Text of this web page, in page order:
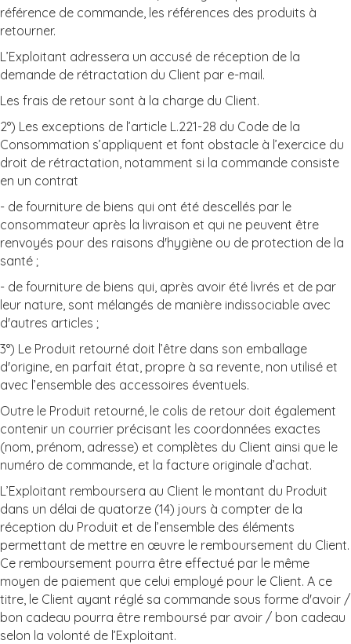
référence de commande, les références des produits à
retourner.
L’Exploitant adressera un accusé de réception de la
demande de rétractation du Client par e-mail.
Les frais de retour sont à la charge du Client.
2°) Les exceptions de l’article L.221-28 du Code de la
Consommation s’appliquent et font obstacle à l’exercice du
droit de rétractation, notamment si la commande consiste
en un contrat
- de fourniture de biens qui ont été descellés par le
consommateur après la livraison et qui ne peuvent être
renvoyés pour des raisons d'hygiène ou de protection de la
santé ;
- de fourniture de biens qui, après avoir été livrés et de par
leur nature, sont mélangés de manière indissociable avec
d'autres articles ;
3°) Le Produit retourné doit l’être dans son emballage
d'origine, en parfait état, propre à sa revente, non utilisé et
avec l’ensemble des accessoires éventuels.
Outre le Produit retourné, le colis de retour doit également
contenir un courrier précisant les coordonnées exactes
(nom, prénom, adresse) et complètes du Client ainsi que le
numéro de commande, et la facture originale d’achat.
L’Exploitant remboursera au Client le montant du Produit
dans un délai de quatorze (14) jours à compter de la
réception du Produit et de l’ensemble des éléments
permettant de mettre en œuvre le remboursement du Client.
Ce remboursement pourra être effectué par le même
moyen de paiement que celui employé pour le Client. A ce
titre, le Client ayant réglé sa commande sous forme d'avoir /
bon cadeau pourra être remboursé par avoir / bon cadeau
selon la volonté de l’Exploitant.